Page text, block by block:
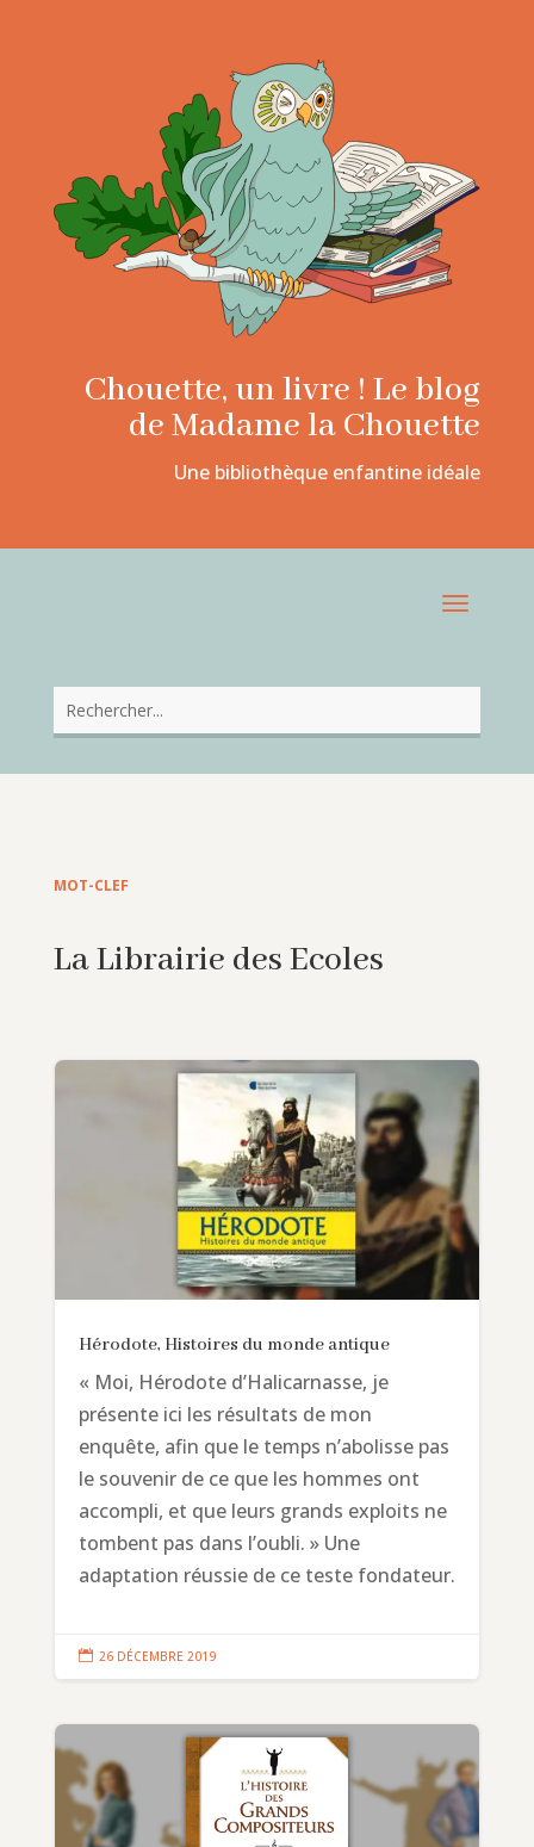
Chouette, un livre ! Le blog
de Madame la Chouette
Une bibliothèque enfantine idéale
MOT-CLEF
La Librairie des Ecoles
Hérodote, Histoires du monde antique
« Moi, Hérodote d’Halicarnasse, je
présente ici les résultats de mon
enquête, afin que le temps n’abolisse pas
le souvenir de ce que les hommes ont
accompli, et que leurs grands exploits ne
tombent pas dans l’oubli. » Une
adaptation réussie de ce teste fondateur.
 26 DÉCEMBRE 2019